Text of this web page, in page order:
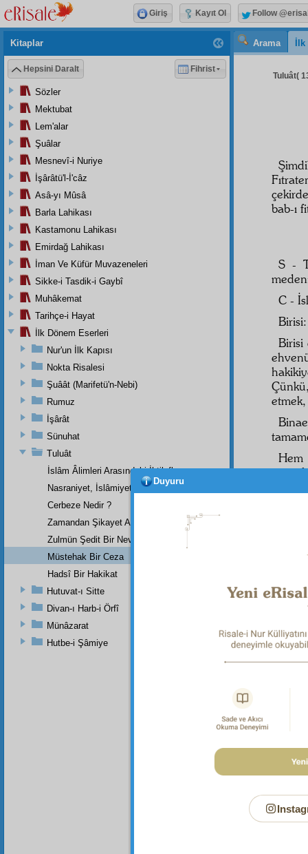
Arama
Tuluât(
bab-ı
S -
C -
Kitaplar
Hepsini Daralt Fihrist
Sözler
Mektubat
Lem'alar
Şuâlar
Mesnevî-i Nuriye
İşârâtü'l-İ'câz
Asâ-yı Mûsâ
Barla Lahikası
Kastamonu Lahikası
Emirdağ Lahikası
İman Ve Küfür Muvazeneleri
Sikke-i Tasdik-i Gaybî
Muhâkemat
Tarihçe-i Hayat
İlk Dönem Eserleri
Nur'un İlk Kapısı
Nokta Risalesi
Şuâât (Marifetü'n-Nebi)
Rumuz
İşârât
Sünuhat
Tuluât
İslâm Âlimleri Arasındaki İhtilaflar
Nasraniyet, İslâmiyetin İnkişafına Bundan Sonra Mâni
Cerbeze Nedir ?
Zamandan Şikayet Allah'ın San'atına İtiraz Olmaz mı ?
Zulmün Şedit Bir Nev'i
Müstehak Bir Ceza
Hadsî Bir Hakikat
Hutuvat-ı Sitte
Divan-ı Harb-i Örfî
Münâzarat
Hutbe-i Şâmiye
Giriş Kayıt Ol Follow
Duyuru